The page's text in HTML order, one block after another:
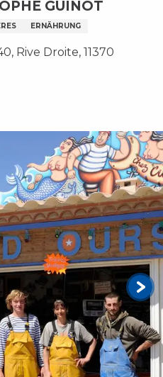
GUINOT
ERNÄHRUNG
Rive Droite, 11370